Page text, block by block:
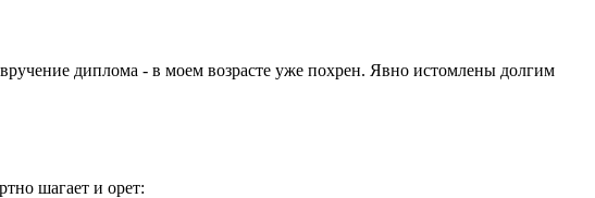
диплома - в моем возрасте уже похрен. Явно истомлены долгим
шагает и орет: